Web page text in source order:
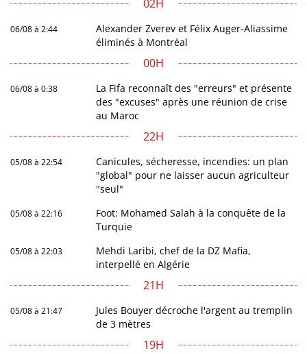
02H
06/08 à 2:44
Alexander Zverev et Félix Auger-Aliassime
éliminés à Montréal
00H
06/08 à 0:38
La Fifa reconnaît des "erreurs" et présente
des "excuses" après une réunion de crise
au Maroc
22H
05/08 à 22:54
Canicules, sécheresse, incendies: un plan
"global" pour ne laisser aucun agriculteur
"seul"
05/08 à 22:16
Foot: Mohamed Salah à la conquête de la
Turquie
05/08 à 22:03
Mehdi Laribi, chef de la DZ Mafia,
interpellé en Algérie
21H
05/08 à 21:47
Jules Bouyer décroche l'argent au tremplin
de 3 mètres
19H